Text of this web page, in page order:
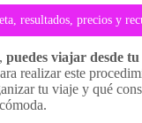
resultados, precios y
puedes viajar desde
realizar este
tu viaje y qué